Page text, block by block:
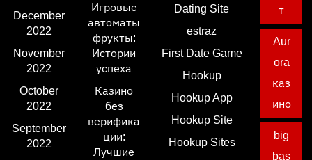
December
2022
November
2022
October
2022
September
2022
Игровые
автоматы
фрукты:
Истории
успеха
Казино
без
верифика
ции:
Лучшие
Dating Site
estraz
First Date Game
Hookup
Hookup App
Hookup Site
Hookup Sites
т
Aur
ora
каз
ино
big
bas